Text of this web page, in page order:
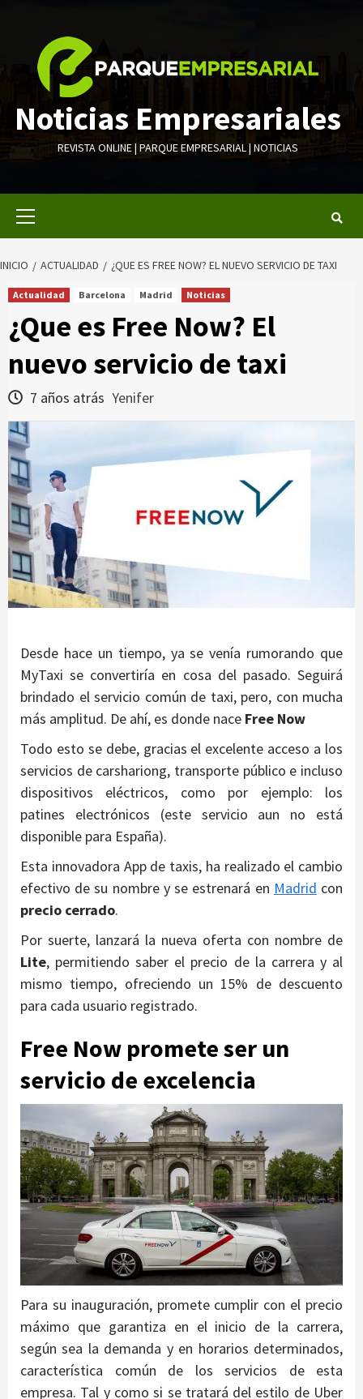
contenido
Noticias Empresariales
REVISTA ONLINE | PARQUE EMPRESARIAL | NOTICIAS
INICIO ACTUALIDAD ¿QUE ES FREE NOW? EL NUEVO SERVICIO DE TAXI
Actualidad Barcelona Madrid Noticias
¿Que es Free Now? El
nuevo servicio de taxi
7 años atrás Yenifer
Desde hace un tiempo, ya se venía rumorando que
MyTaxi se convertiría en cosa del pasado. Seguirá
brindado el servicio común de taxi, pero, con mucha
más amplitud. De ahí, es donde nace Free Now
Todo esto se debe, gracias el excelente acceso a los
servicios de carshariong, transporte público e incluso
dispositivos eléctricos, como por ejemplo: los
patines electrónicos (este servicio aun no está
disponible para España).
Esta innovadora App de taxis, ha realizado el cambio
efectivo de su nombre y se estrenará en Madrid con
precio cerrado.
Por suerte, lanzará la nueva oferta con nombre de
Lite, permitiendo saber el precio de la carrera y al
mismo tiempo, ofreciendo un 15% de descuento
para cada usuario registrado.
Free Now promete ser un
servicio de excelencia
Para su inauguración, promete cumplir con el precio
máximo que garantiza en el inicio de la carrera,
según sea la demanda y en horarios determinados,
característica común de los servicios de esta
empresa. Tal y como si se tratará del estilo de Uber